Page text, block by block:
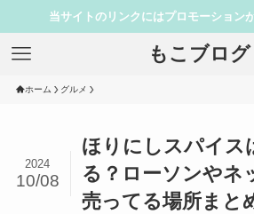
当サイトのリンクにはプロモーション
もこブログ
ホーム グルメ
ほりにしスパイス
る？ローソンやネ
売ってる場所まと
2024
10/08